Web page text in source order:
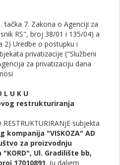
tačka 7. Zakona o Agenciji za
RS", broj 38/01 i 135/04) a
2) Uredbe o postupku i
privatizacije ("Službeni
za privatizaciju dana
L U K U
restrukturiranja
RESTRUKTURIRANjE subjekta
kompanija "VISKOZA" AD
za proizvodnju
Ul. Gradilište bb,
17010891, (u daljem